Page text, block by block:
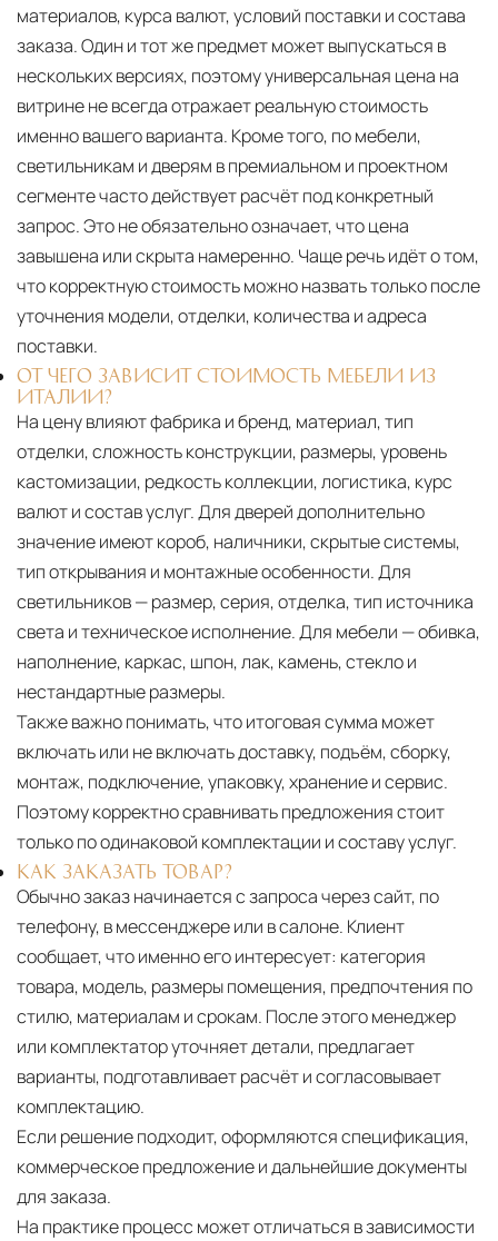
материалов, курса валют, условий поставки и состава
заказа. Один и тот же предмет может выпускаться в
нескольких версиях, поэтому универсальная цена на
витрине не всегда отражает реальную стоимость
именно вашего варианта. Кроме того, по мебели,
светильникам и дверям в премиальном и проектном
сегменте часто действует расчёт под конкретный
запрос. Это не обязательно означает, что цена
завышена или скрыта намеренно. Чаще речь идёт о том,
что корректную стоимость можно назвать только после
уточнения модели, отделки, количества и адреса
поставки.
ОТ ЧЕГО ЗАВИСИТ СТОИМОСТЬ МЕБЕЛИ ИЗ
ИТАЛИИ?
На цену влияют фабрика и бренд, материал, тип
отделки, сложность конструкции, размеры, уровень
кастомизации, редкость коллекции, логистика, курс
валют и состав услуг. Для дверей дополнительно
значение имеют короб, наличники, скрытые системы,
тип открывания и монтажные особенности. Для
светильников — размер, серия, отделка, тип источника
света и техническое исполнение. Для мебели — обивка,
наполнение, каркас, шпон, лак, камень, стекло и
нестандартные размеры.
Также важно понимать, что итоговая сумма может
включать или не включать доставку, подъём, сборку,
монтаж, подключение, упаковку, хранение и сервис.
Поэтому корректно сравнивать предложения стоит
только по одинаковой комплектации и составу услуг.
КАК ЗАКАЗАТЬ ТОВАР?
Обычно заказ начинается с запроса через сайт, по
телефону, в мессенджере или в салоне. Клиент
сообщает, что именно его интересует: категория
товара, модель, размеры помещения, предпочтения по
стилю, материалам и срокам. После этого менеджер
или комплектатор уточняет детали, предлагает
варианты, подготавливает расчёт и согласовывает
комплектацию.
Если решение подходит, оформляются спецификация,
коммерческое предложение и дальнейшие документы
для заказа.
На практике процесс может отличаться в зависимости